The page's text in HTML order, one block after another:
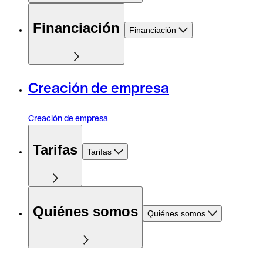
Financiación Financiación
Creación de empresa
Creación de empresa
Tarifas Tarifas
Quiénes somos Quiénes somos